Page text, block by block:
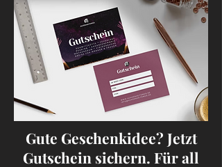
Gute Geschenkidee? Jetzt
Gutschein sichern. Für all